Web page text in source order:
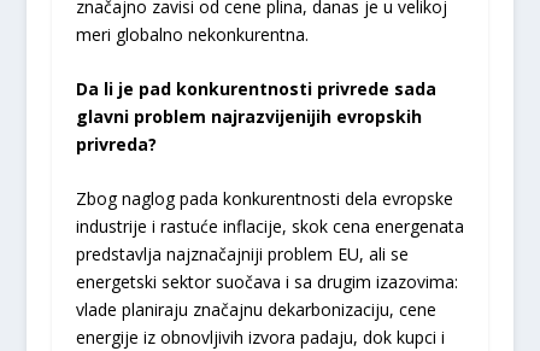
značajno zavisi od cene plina, danas je u velikoj
meri globalno nekonkurentna.
Da li je pad konkurentnosti privrede sada
glavni problem najrazvijenijih evropskih
privreda?
Zbog naglog pada konkurentnosti dela evropske
industrije i rastuće inflacije, skok cena energenata
predstavlja najznačajniji problem EU, ali se
energetski sektor suočava i sa drugim izazovima:
vlade planiraju značajnu dekarbonizaciju, cene
energije iz obnovljivih izvora padaju, dok kupci i